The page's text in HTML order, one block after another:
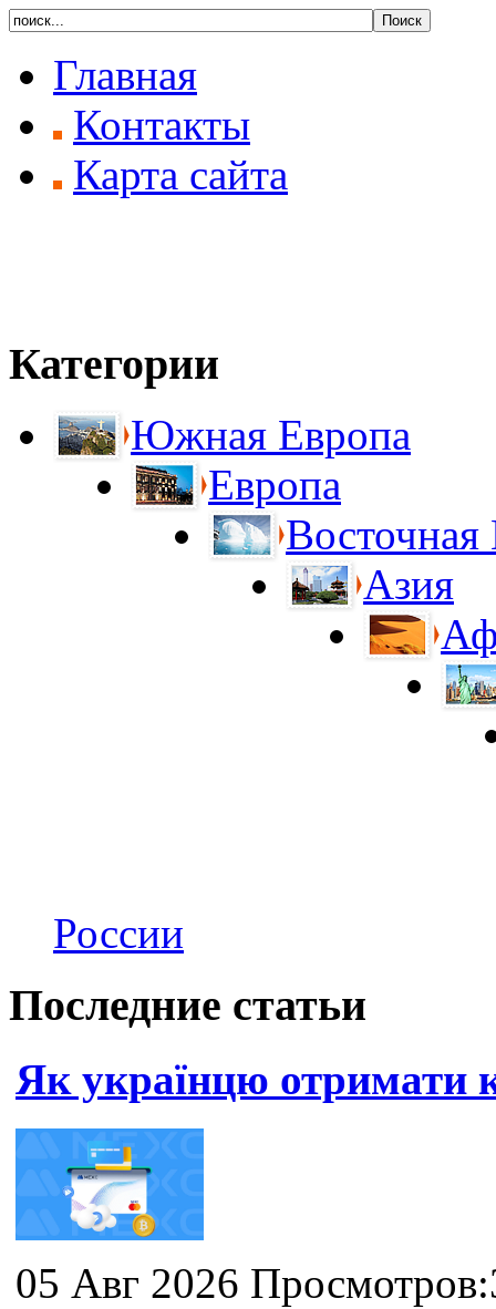
Главная
Контакты
Карта сайта
Категории
Южная Европа
Европа
Восточная
Азия
России
Последние статьи
Як українцю отримати
05 Авг 2026